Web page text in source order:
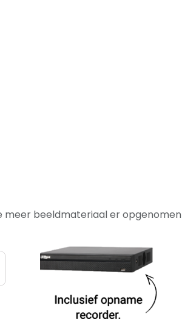
meer beeldmateriaal er opgenomen